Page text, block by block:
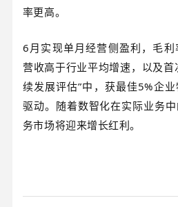
率更高。
6月实现单月经营侧盈利，毛
营收高于行业平均增速，以及
续发展评估”中，获最佳5%企
驱动。随着数智化在实际业务
务市场将迎来增长红利。